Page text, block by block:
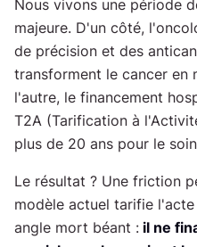
Nous vivons une période
majeure. D'un côté,
de précision et des
transforment le cancer en
l'autre, le financement
T2A (Tarification à
plus de 20 ans pour le
Le résultat ? Une friction
modèle actuel tarifie
angle mort béant : il ne